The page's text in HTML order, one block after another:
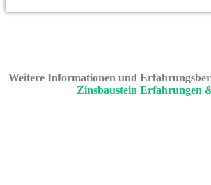
Weitere Informationen und
Zinsbaustein Erfahrungen